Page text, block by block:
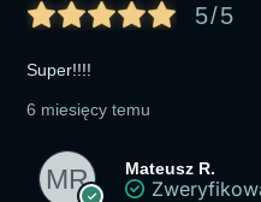
5/5
Super!!!!
6 miesięcy temu
Mateusz R.